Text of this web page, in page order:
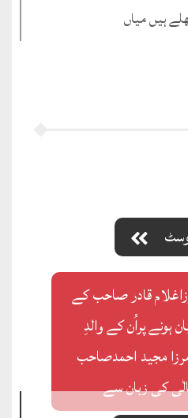
قادر صاحب کے
ہونے پراُن کے والدِ
مجید احمدصاحب
کی زبان سے